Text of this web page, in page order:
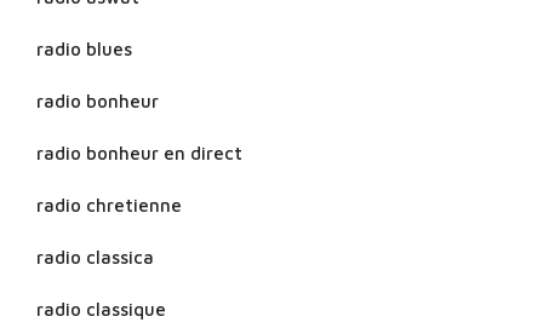
radio blues
radio bonheur
radio bonheur en direct
radio chretienne
radio classica
radio classique